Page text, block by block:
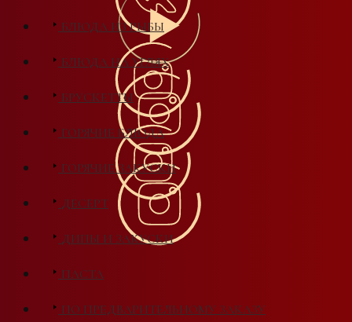
БЛЮДА ИЗ РЫБЫ
БЛЮДА НА УГЛЯХ
БРУСКЕТТЫ
ГОРЯЧИЕ БЛЮДА
ГОРЯЧИЕ ЗАКУСКИ
ДЕСЕРТ
ДИПЫ И ЗАКУСКИ
ПАСТА
ПО ПРЕДВАРИТЕЛЬНОМУ ЗАКАЗУ